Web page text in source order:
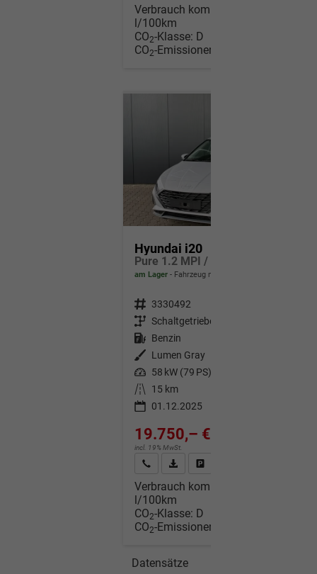
Verbrauch kombiniert:
l/100km
CO2-Klasse: D
CO2-Emissionen:
Hyundai i20
am Lager Fahrzeug mit Tageszulassung
Fahrzeugnr. 3330492
Getriebe Schaltgetriebe
Kraftstoff Benzin
Außenfarbe Lumen Gray
Leistung 58 kW (79 PS)
Kilometerstand
15 km
01.12.2025
19.750,– €
incl. 19% MwSt.
Wir rufen Sie anFahrzeugexposé (PDF)
Verbrauch kombiniert:
l/100km
CO2-Klasse: D
CO2-Emissionen:
Datensätze